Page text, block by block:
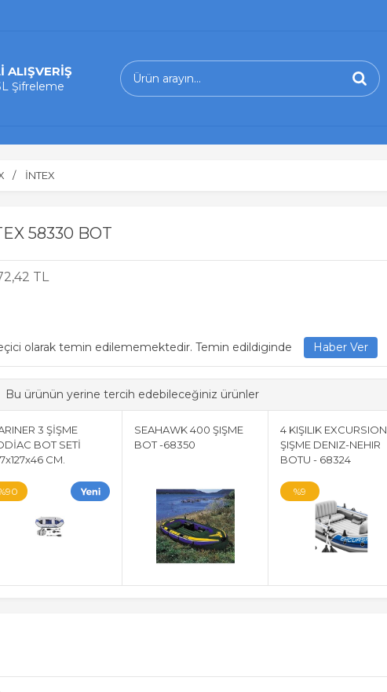
ALIŞVERİŞ
Şifreleme
İNTEX
58330 BOT
TL
olarak temin edilememektedir. Temin edildiginde
Bu ürünün yerine tercih edebileceğiniz ürünler
3 ŞİŞME
BOT SETİ
CM.
SEAHAWK 400 ŞIŞME
BOT -68350
4 KIŞILIK EXCURSION
ŞIŞME DENIZ-NEHIR
BOTU - 68324
%9